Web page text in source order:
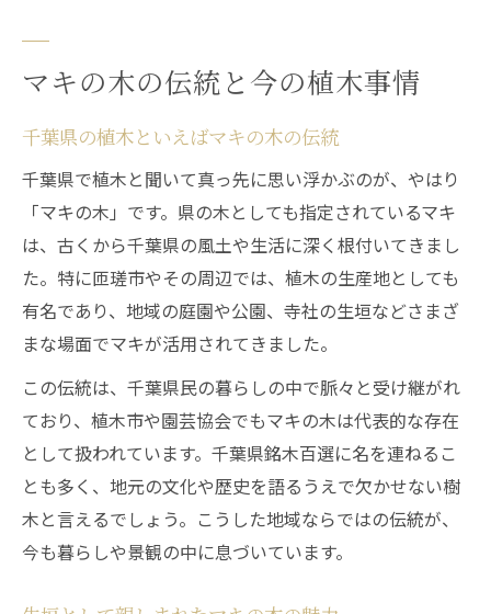
マキの木の伝統と今の植木事情
千葉県の植木といえばマキの木の伝統
千葉県で植木と聞いて真っ先に思い浮かぶのが、やはり
「マキの木」です。県の木としても指定されているマキ
は、古くから千葉県の風土や生活に深く根付いてきまし
た。特に匝瑳市やその周辺では、植木の生産地としても
有名であり、地域の庭園や公園、寺社の生垣などさまざ
まな場面でマキが活用されてきました。
この伝統は、千葉県民の暮らしの中で脈々と受け継がれ
ており、植木市や園芸協会でもマキの木は代表的な存在
として扱われています。千葉県銘木百選に名を連ねるこ
とも多く、地元の文化や歴史を語るうえで欠かせない樹
木と言えるでしょう。こうした地域ならではの伝統が、
今も暮らしや景観の中に息づいています。